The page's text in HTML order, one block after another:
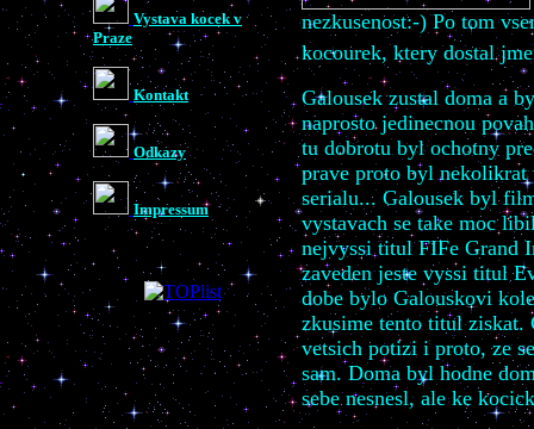
Vystava kocek v
Praze
Kontakt
Odkazy
Impressum
nezkusenost:-) Po tom
kocourek, ktery dostal
Galousek zustal doma a
naprosto jedinecnou
tu dobrotu byl ochotny
prave proto byl
serialu... Galousek byl
vystavach se take moc
nejvyssi titul FIFe Grand
zaveden jeste vyssi titul
dobe bylo Galouskovi
zkusime tento titul ziskat.
vetsich potizi i proto, ze
sam. Doma byl hodne
sebe nesnesl, ale ke